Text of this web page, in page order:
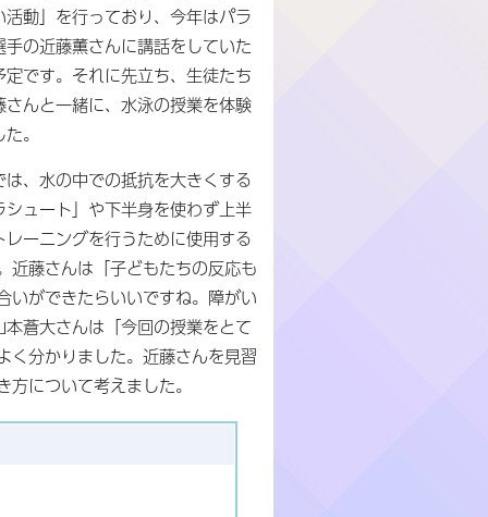
活動」を行っており、今年はパラ
手の近藤薫さんに講話をしていた
定です。それに先立ち、生徒たち
さんと一緒に、水泳の授業を体験
。
は、水の中での抵抗を大きくする
シュート」や下半身を使わず上半
レーニングを行うために使用する
近藤さんは「子どもたちの反応も
いができたらいいですね。障がい
蒼大さんは「今回の授業をとて
く分かりました。近藤さんを見習
について考えました。